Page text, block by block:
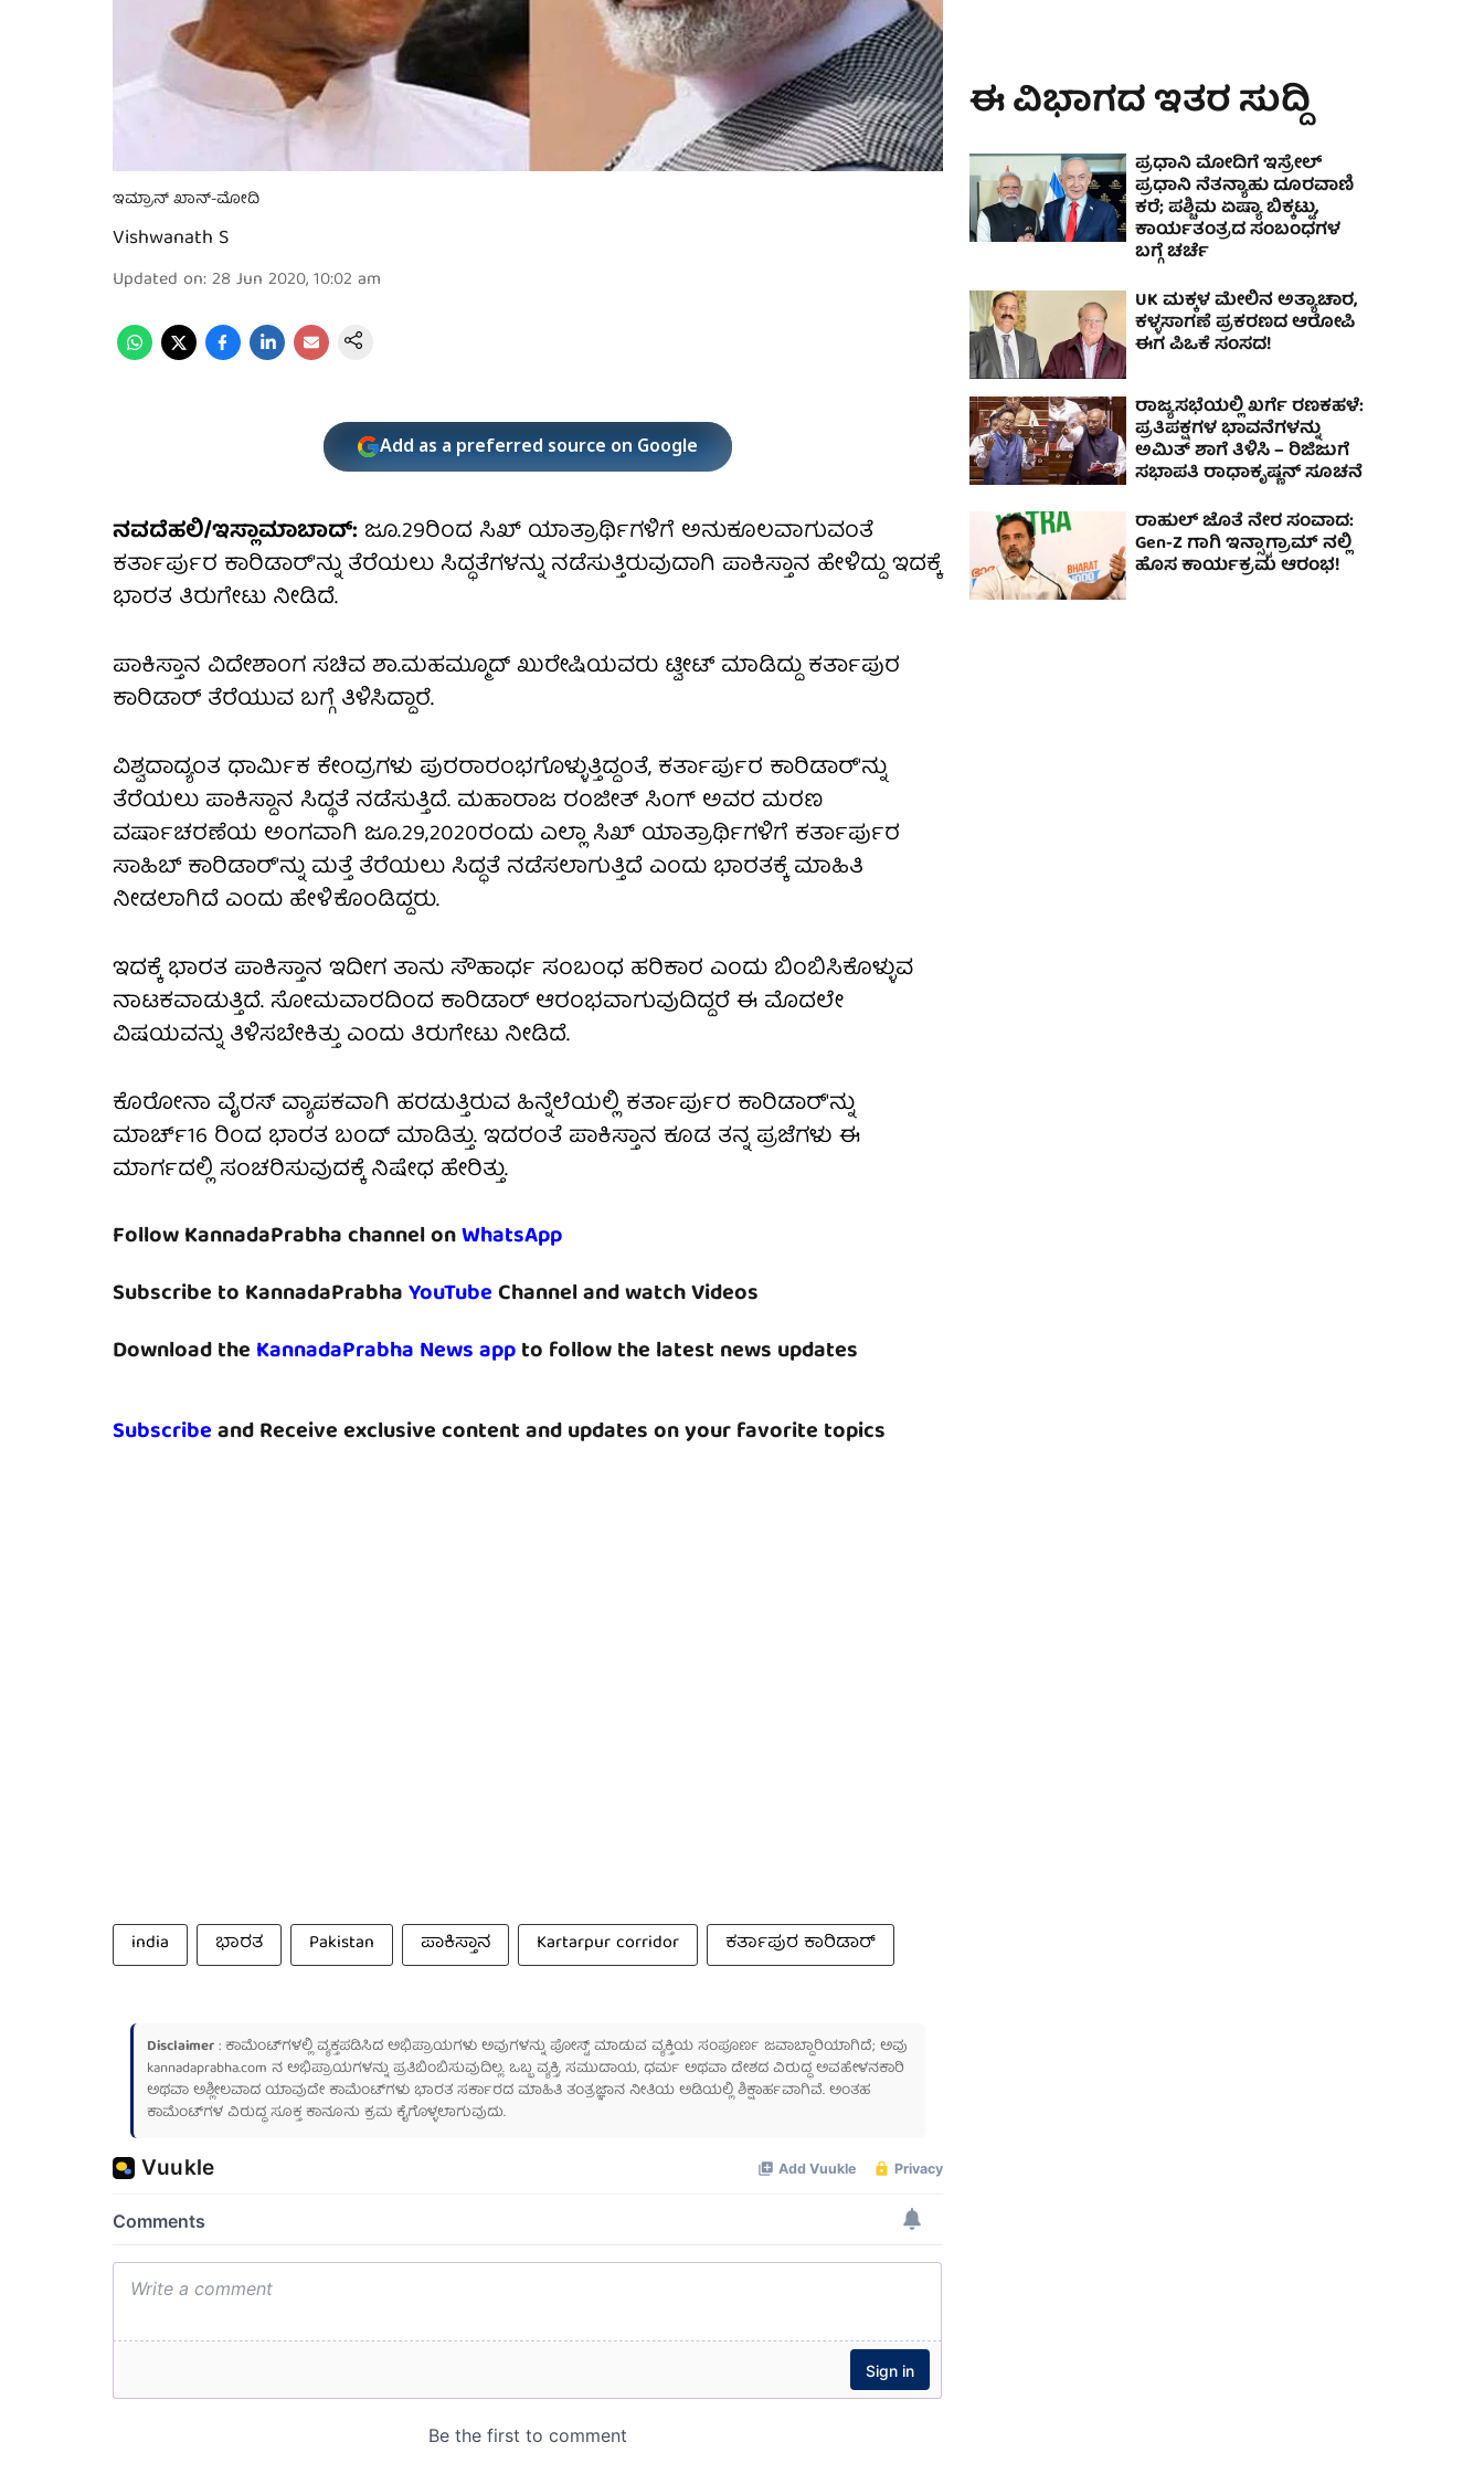
ಇಮ್ರಾನ್ ಖಾನ್-ಮೋದಿ
Vishwanath S
Updated on:28 Jun 2020, 10:02 am
Add as a preferred source on Google
ನವದೆಹಲಿ/ಇಸ್ಲಾಮಾಬಾದ್: ಜೂ.29ರಿಂದ ಸಿಖ್ ಯಾತ್ರಾರ್ಥಿಗಳಿಗೆ ಅನುಕೂಲವಾಗುವಂತೆ
ಕರ್ತಾರ್ಪುರ ಕಾರಿಡಾರ್'ನ್ನು ತೆರೆಯಲು ಸಿದ್ಧತೆಗಳನ್ನು ನಡೆಸುತ್ತಿರುವುದಾಗಿ ಪಾಕಿಸ್ತಾನ ಹೇಳಿದ್ದು ಇದಕ್ಕೆ
ಭಾರತ ತಿರುಗೇಟು ನೀಡಿದೆ.
ಪಾಕಿಸ್ತಾನ ವಿದೇಶಾಂಗ ಸಚಿವ ಶಾ.ಮಹಮ್ಮೂದ್ ಖುರೇಷಿಯವರು ಟ್ವೀಟ್ ಮಾಡಿದ್ದು ಕರ್ತಾಪುರ
ಕಾರಿಡಾರ್ ತೆರೆಯುವ ಬಗ್ಗೆ ತಿಳಿಸಿದ್ದಾರೆ.
ವಿಶ್ವದಾದ್ಯಂತ ಧಾರ್ಮಿಕ ಕೇಂದ್ರಗಳು ಪುರರಾರಂಭಗೊಳ್ಳುತ್ತಿದ್ದಂತೆ, ಕರ್ತಾರ್ಪುರ ಕಾರಿಡಾರ್'ನ್ನು
ತೆರೆಯಲು ಪಾಕಿಸ್ದಾನ ಸಿದ್ಥತೆ ನಡೆಸುತ್ತಿದೆ. ಮಹಾರಾಜ ರಂಜೀತ್ ಸಿಂಗ್ ಅವರ ಮರಣ
ವರ್ಷಾಚರಣೆಯ ಅಂಗವಾಗಿ ಜೂ.29,2020ರಂದು ಎಲ್ಲಾ ಸಿಖ್ ಯಾತ್ರಾರ್ಥಿಗಳಿಗೆ ಕರ್ತಾರ್ಪುರ
ಸಾಹಿಬ್ ಕಾರಿಡಾರ್'ನ್ನು ಮತ್ತೆ ತೆರೆಯಲು ಸಿದ್ಧತೆ ನಡೆಸಲಾಗುತ್ತಿದೆ ಎಂದು ಭಾರತಕ್ಕೆ ಮಾಹಿತಿ
ನೀಡಲಾಗಿದೆ ಎಂದು ಹೇಳಿಕೊಂಡಿದ್ದರು.
ಇದಕ್ಕೆ ಭಾರತ ಪಾಕಿಸ್ತಾನ ಇದೀಗ ತಾನು ಸೌಹಾರ್ಧ ಸಂಬಂಧ ಹರಿಕಾರ ಎಂದು ಬಿಂಬಿಸಿಕೊಳ್ಳುವ
ನಾಟಕವಾಡುತ್ತಿದೆ. ಸೋಮವಾರದಿಂದ ಕಾರಿಡಾರ್ ಆರಂಭವಾಗುವುದಿದ್ದರೆ ಈ ಮೊದಲೇ
ವಿಷಯವನ್ನು ತಿಳಿಸಬೇಕಿತ್ತು ಎಂದು ತಿರುಗೇಟು ನೀಡಿದೆ.
ಕೊರೋನಾ ವೈರಸ್ ವ್ಯಾಪಕವಾಗಿ ಹರಡುತ್ತಿರುವ ಹಿನ್ನೆಲೆಯಲ್ಲಿ ಕರ್ತಾರ್ಪುರ ಕಾರಿಡಾರ್'ನ್ನು
ಮಾರ್ಚ್16 ರಿಂದ ಭಾರತ ಬಂದ್ ಮಾಡಿತ್ತು. ಇದರಂತೆ ಪಾಕಿಸ್ತಾನ ಕೂಡ ತನ್ನ ಪ್ರಜೆಗಳು ಈ
ಮಾರ್ಗದಲ್ಲಿ ಸಂಚರಿಸುವುದಕ್ಕೆ ನಿಷೇಧ ಹೇರಿತ್ತು.
Follow KannadaPrabha channel onWhatsApp
Subscribe to KannadaPrabhaYouTubeChannel and watch Videos
Download the KannadaPrabha News appto follow the latest news updates
Subscribeand Receive exclusive content and updates on your favorite topics
india ಭಾರತ Pakistan ಪಾಕಿಸ್ತಾನ Kartarpur corridor ಕರ್ತಾಪುರ ಕಾರಿಡಾರ್
Disclaimer: ಕಾಮೆಂಟ್‌ಗಳಲ್ಲಿ ವ್ಯಕ್ತಪಡಿಸಿದ ಅಭಿಪ್ರಾಯಗಳು ಅವುಗಳನ್ನು ಪೋಸ್ಟ್ ಮಾಡುವ ವ್ಯಕ್ತಿಯ ಸಂಪೂರ್ಣ ಜವಾಬ್ದಾರಿಯಾಗಿದೆ; ಅವು
kannadaprabha.com ನ ಅಭಿಪ್ರಾಯಗಳನ್ನು ಪ್ರತಿಬಿಂಬಿಸುವುದಿಲ್ಲ. ಒಬ್ಬ ವ್ಯಕ್ತಿ, ಸಮುದಾಯ, ಧರ್ಮ ಅಥವಾ ದೇಶದ ವಿರುದ್ಧ ಅವಹೇಳನಕಾರಿ
ಅಥವಾ ಅಶ್ಲೀಲವಾದ ಯಾವುದೇ ಕಾಮೆಂಟ್‌ಗಳು ಭಾರತ ಸರ್ಕಾರದ ಮಾಹಿತಿ ತಂತ್ರಜ್ಞಾನ ನೀತಿಯ ಅಡಿಯಲ್ಲಿ ಶಿಕ್ಷಾರ್ಹವಾಗಿವೆ. ಅಂತಹ
ಕಾಮೆಂಟ್‌ಗಳ ವಿರುದ್ಧ ಸೂಕ್ತ ಕಾನೂನು ಕ್ರಮ ಕೈಗೊಳ್ಳಲಾಗುವುದು.
ಈ ವಿಭಾಗದ ಇತರ ಸುದ್ದಿ
ಪ್ರಧಾನಿ ಮೋದಿಗೆ ಇಸ್ರೇಲ್
ಪ್ರಧಾನಿ ನೆತನ್ಯಾಹು ದೂರವಾಣಿ
ಕರೆ; ಪಶ್ಚಿಮ ಏಷ್ಯಾ ಬಿಕ್ಕಟ್ಟು,
ಕಾರ್ಯತಂತ್ರದ ಸಂಬಂಧಗಳ
ಬಗ್ಗೆ ಚರ್ಚೆ
UK ಮಕ್ಕಳ ಮೇಲಿನ ಅತ್ಯಾಚಾರ,
ಕಳ್ಳಸಾಗಣೆ ಪ್ರಕರಣದ ಆರೋಪಿ
ಈಗ ಪಿಒಕೆ ಸಂಸದ!
ರಾಜ್ಯಸಭೆಯಲ್ಲಿ ಖರ್ಗೆ ರಣಕಹಳೆ:
ಪ್ರತಿಪಕ್ಷಗಳ ಭಾವನೆಗಳನ್ನು
ಅಮಿತ್ ಶಾಗೆ ತಿಳಿಸಿ – ರಿಜಿಜುಗೆ
ಸಭಾಪತಿ ರಾಧಾಕೃಷ್ಣನ್ ಸೂಚನೆ
ರಾಹುಲ್ ಜೊತೆ ನೇರ ಸಂವಾದ:
Gen-Z ಗಾಗಿ ಇನ್ಸ್ಟಾಗ್ರಾಮ್ ನಲ್ಲಿ
ಹೊಸ ಕಾರ್ಯಕ್ರಮ ಆರಂಭ!